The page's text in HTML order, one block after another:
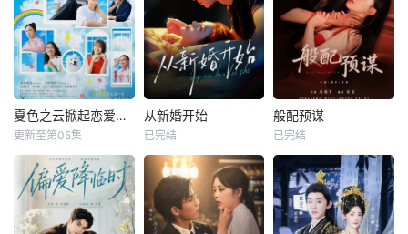
夏色之云掀起恋爱与风暴
更新至第05集
从新婚开始
已完结
般配预谋
已完结